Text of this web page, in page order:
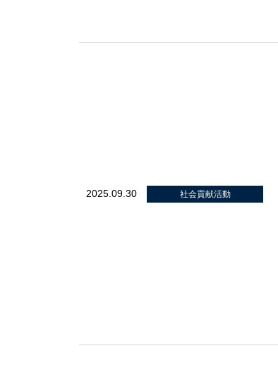
2025.09.30 社会貢献活動